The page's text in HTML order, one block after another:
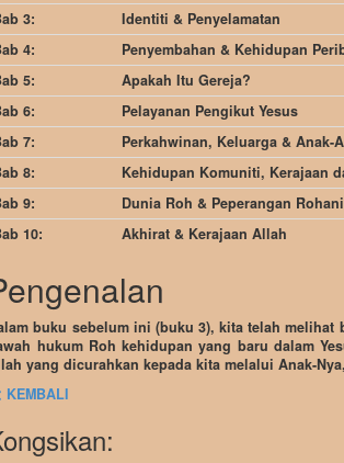
3:
Identiti & Penyelamatan
4:
Penyembahan & Kehidupan
5:
Apakah Itu Gereja?
6:
Pelayanan Pengikut Yesus
7:
Perkahwinan, Keluarga & Anak-
8:
Kehidupan Komuniti, Kerajaan
9:
Dunia Roh & Peperangan Rohani
10:
Akhirat & Kerajaan Allah
buku sebelum ini (buku 3), kita telah
hukum Roh kehidupan yang baru dalam
yang dicurahkan kepada kita melalui Anak-
KEMBALI